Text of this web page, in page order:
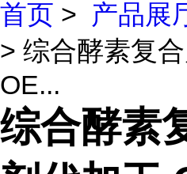
首页 > 产品展
> 综合酵素复
OE...
综合酵素